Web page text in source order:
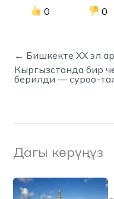
0 0
← Бишкекте XX эл
Кыргызстанда бир
берилди — суроо-
Дагы көрүңүз